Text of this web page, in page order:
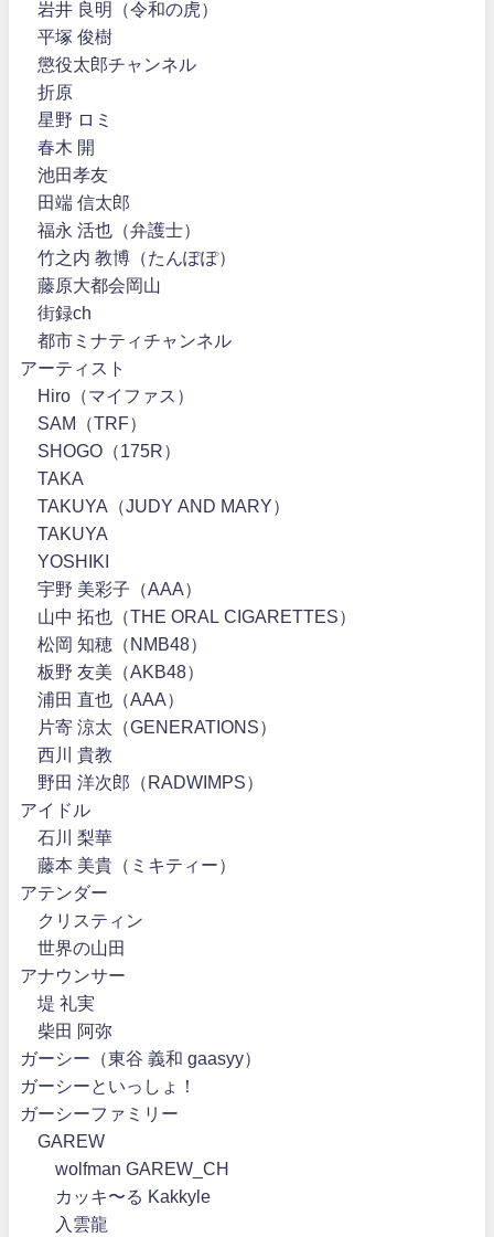
岩井 良明（令和の虎）
平塚 俊樹
懲役太郎チャンネル
折原
星野 ロミ
春木 開
池田孝友
田端 信太郎
福永 活也（弁護士）
竹之内 教博（たんぽぽ）
藤原大都会岡山
街録ch
都市ミナティチャンネル
アーティスト
Hiro（マイファス）
SAM（TRF）
SHOGO（175R）
TAKA
TAKUYA（JUDY AND MARY）
TAKUYA∞
YOSHIKI
宇野 美彩子（AAA）
山中 拓也（THE ORAL CIGARETTES）
松岡 知穂（NMB48）
板野 友美（AKB48）
浦田 直也（AAA）
片寄 涼太（GENERATIONS）
西川 貴教
野田 洋次郎（RADWIMPS）
アイドル
石川 梨華
藤本 美貴（ミキティー）
アテンダー
クリスティン
世界の山田
アナウンサー
堤 礼実
柴田 阿弥
ガーシー（東谷 義和 gaasyy）
ガーシーといっしょ！
ガーシーファミリー
GAREW
wolfman GAREW_CH
カッキ〜る Kakkyle
入雲龍